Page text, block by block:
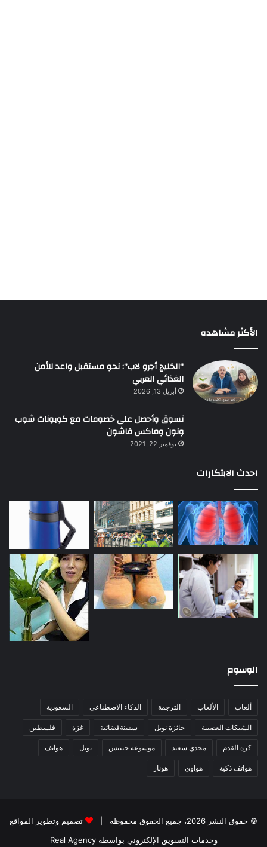
الأكثر مشاهده
“الخليج أجرو لاب”: نحو مستقبل واعد للأمن
الغذائي العربي
أبريل 13, 2026
تسوق وأحصل على خصومات مع كوبونات شوب
ونون وماكس فاشون
نوفمبر 22, 2021
احدث الابتكارات
الوسوم
ألعاب الألعاب الترجمة الذكاء الاصطناعي السعودية
الشبكات العصبية جائزة نوبل سفينةفضائية غزة فلسطين
كرة القدم مجدي سعيد موسوعة جينيس نوبل هواتف
هواتف ذكية هواوي هونار
© حقوق النشر 2026، جميع الحقوق محفوظة |
تصميم وتطوير المواقع
وخدمات التسويق الإلكتروني بواسطة Real Agency